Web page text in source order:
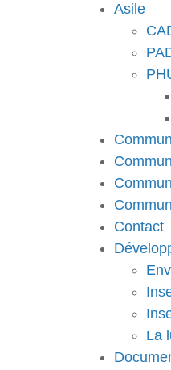
Asile
Contact
La